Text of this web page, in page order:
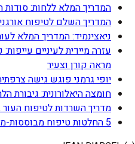
המדריך המלא ללחות: סודות
המדריך השלם לטיפוח
ניאצינמיד: המדריך המלא
עזרה מיידית לעיניים
מראה קורן וצעיר
יופי גרמני פוגש גישה
חומצה היאלורונית: גיבורת
מדריך השרדות לטיפוח העור בחורף: 4 טיפים
5 החלטות טיפוח מבוססות-מדע שבאמת משנות את העור